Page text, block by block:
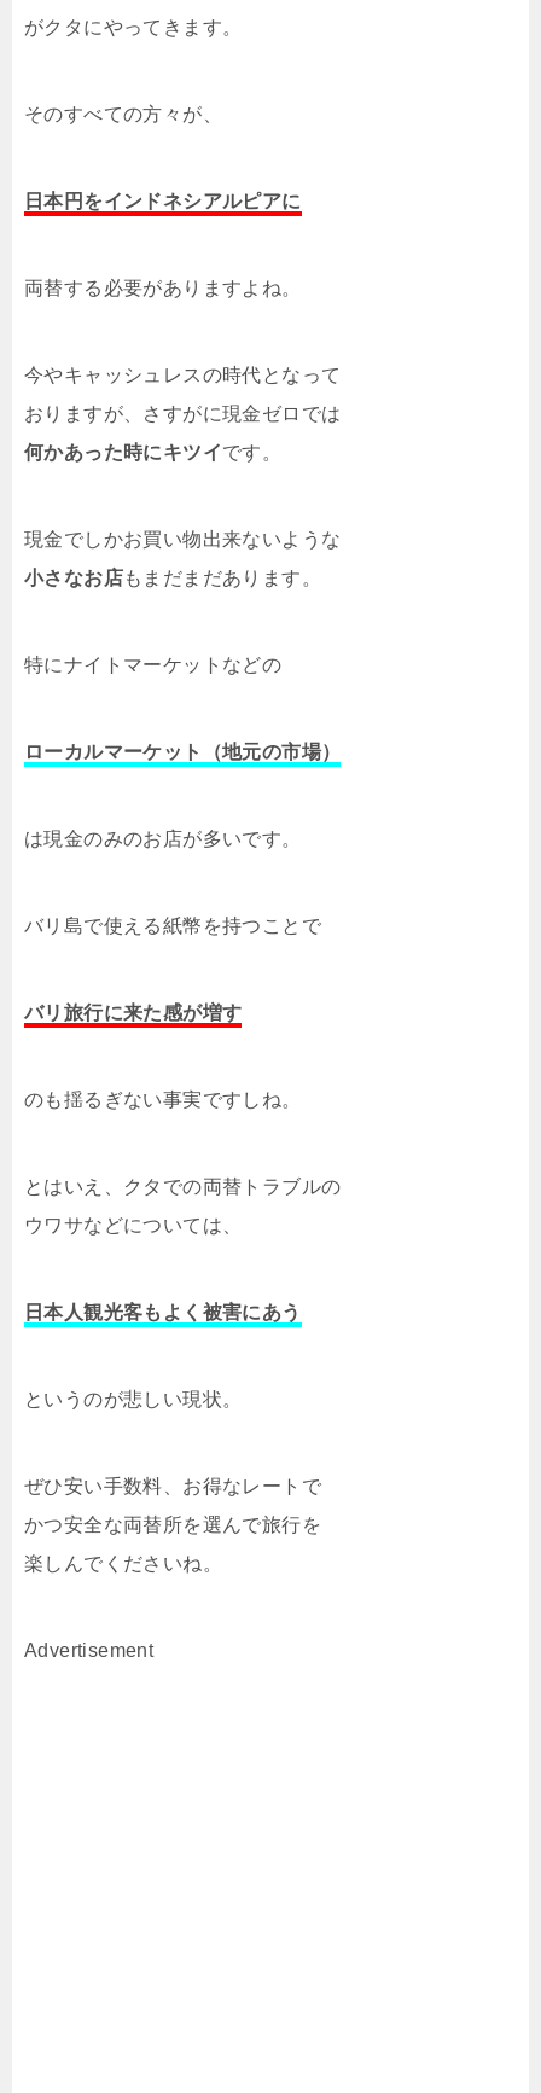
がクタにやってきます。
そのすべての方々が、
日本円をインドネシアルピアに
両替する必要がありますよね。
今やキャッシュレスの時代となって
おりますが、さすがに現金ゼロでは
何かあった時にキツイです。
現金でしかお買い物出来ないような
小さなお店もまだまだあります。
特にナイトマーケットなどの
ローカルマーケット（地元の市場）
は現金のみのお店が多いです。
バリ島で使える紙幣を持つことで
バリ旅行に来た感が増す
のも揺るぎない事実ですしね。
とはいえ、クタでの両替トラブルの
ウワサなどについては、
日本人観光客もよく被害にあう
というのが悲しい現状。
ぜひ安い手数料、お得なレートで
かつ安全な両替所を選んで旅行を
楽しんでくださいね。
Advertisement